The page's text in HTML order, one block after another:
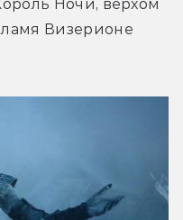
Ночи, верхом
Визерионе